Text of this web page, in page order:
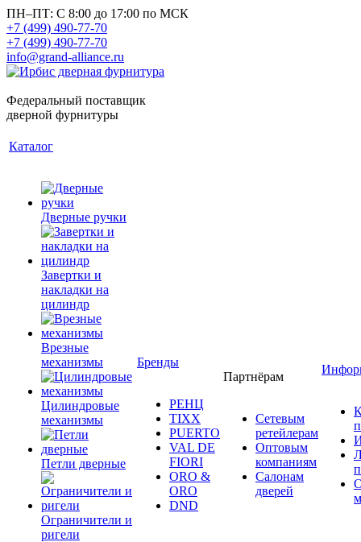
ПН–ПТ: С 8:00 до 17:00 по МСК
+7 (499) 490-77-70
+7 (499) 490-77-70
info@grand-alliance.ru
Федеральный поставщик
дверной фурнитуры
Каталог
Дверные ручки
Завертки и
накладки на
цилиндр
Врезные
механизмы
Цилиндровые
механизмы
Петли дверные
Ограничители и
ригели
Бренды
РЕНЦ
TIXX
PUERTO
VAL DE
FIORI
ORO &
ORO
DND
Партнёрам
Сетевым
ретейлерам
Оптовым
компаниям
Салонам
дверей